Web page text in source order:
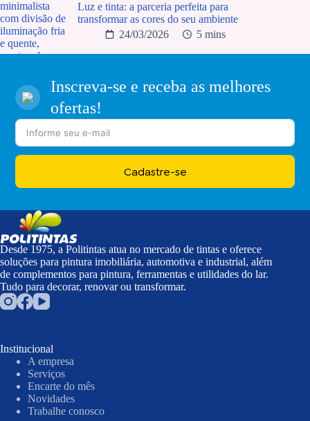
Luz e tinta: a parceria perfeita para
transformar as cores do seu ambiente
24/03/2026
5 mins
Inscreva-se e receba as melhores
ofertas!
Cadastre-se
Desde 1975, a Politintas atua no mercado de tintas e oferece
soluções para pintura imobiliária, automotiva e industrial, além
de complementos para pintura, ferramentas e utilidades do lar.
Tudo para decorar, renovar ou transformar.
Institucional
A empresa
Serviços
Encarte do mês
Novidades
Trabalhe conosco